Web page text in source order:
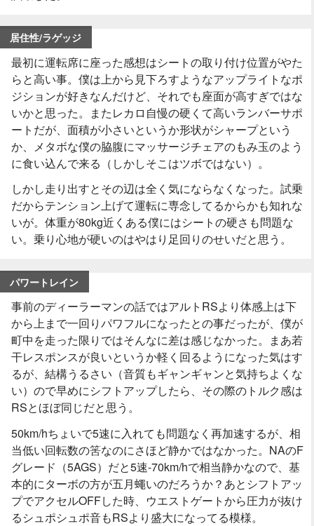
居住性/ラゲッジ
最初に運転席に座った感想はシートの取り付け位置がやた
らと高い事。僕は上から見下ろすようなアップライトなポ
ジションが好きなんだけど、それでも座面が高すぎではな
いかと思った。またレカロ自慢の硬くて高いランバーサポ
ートだが、面積が小さいというか形状がシャープという
か、メタボな僕の脇腹にマッサージチェアのもみ玉のよう
に食い込んで来る（しかしそこはツボではない）。
しかし走り出すとその辺は全く気にならなくなった。試乗
だからテンション上げて運転に専念してるからかも知れな
いが。体重が80kg近くある僕にはシートの硬さも問題な
い。乗り心地が硬いのはやはり足回りのせいだと思う。
パワートレイン
事前のディーラーマンの話ではアルトRSより体感上は下
から上まで一回りパワフルになったとの事だったが、僕が
町中を走った限りではそんなに差は感じなかった。まあ若
干レスポンスが良いというか軽く回るようになった気はす
るが、結構うるさい（音質もギャンギャンと気持ちよくな
い）ので早めにシフトアップしたら、その際のトルク感は
RSとほぼ同じだと思う。
50km/hちょいで5速に入れても問題なく再加速するが、相
当低い回転数の筈なのにさほど静かではなかった。NAのF
グレード（5AGS）だと5速-70km/hで相当静かなので、基
本的にターボの方が五月蠅いのだろうか？あとシフトアッ
プでアクセルOFFした時、ウエストゲートから圧力が抜け
るシュポシュポ音もRSより盛大になってる模様。